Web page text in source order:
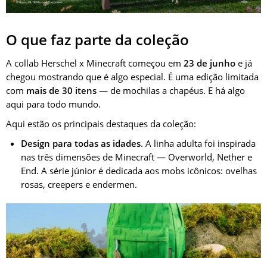
O que faz parte da coleção
A collab Herschel x Minecraft começou em 23 de junho e já
chegou mostrando que é algo especial. É uma edição limitada
com mais de 30 itens — de mochilas a chapéus. E há algo
aqui para todo mundo.
Aqui estão os principais destaques da coleção:
Design para todas as idades. A linha adulta foi inspirada
nas três dimensões de Minecraft — Overworld, Nether e
End. A série júnior é dedicada aos mobs icônicos: ovelhas
rosas, creepers e endermen.